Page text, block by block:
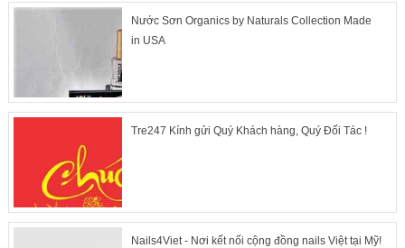
Nước Sơn Organics by Naturals Collection Made
in USA
Tre247 Kính gửi Quý Khách hàng, Quý Đối Tác !
Nails4Viet - Nơi kết nối cộng đồng nails Việt tại Mỹ!